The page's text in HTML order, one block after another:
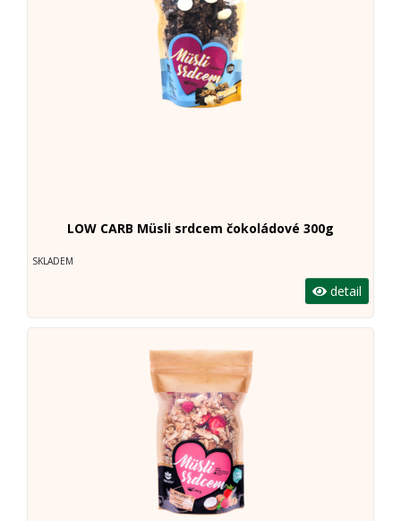
LOW CARB Müsli srdcem čokoládové 300g
SKLADEM
detail